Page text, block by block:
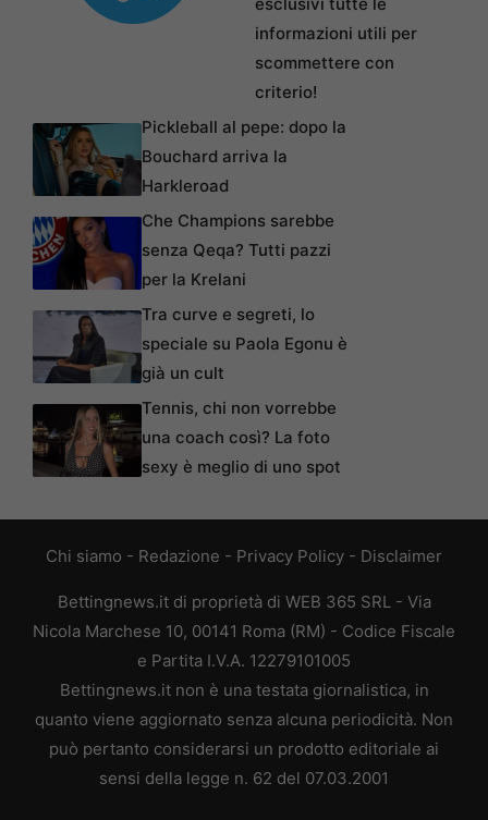
esclusivi tutte le
informazioni utili per
scommettere con
criterio!
Pickleball al pepe: dopo la
Bouchard arriva la
Harkleroad
Che Champions sarebbe
senza Qeqa? Tutti pazzi
per la Krelani
Tra curve e segreti, lo
speciale su Paola Egonu è
già un cult
Tennis, chi non vorrebbe
una coach così? La foto
sexy è meglio di uno spot
Chi siamo - Redazione - Privacy Policy - Disclaimer
Bettingnews.it di proprietà di WEB 365 SRL - Via
Nicola Marchese 10, 00141 Roma (RM) - Codice Fiscale
e Partita I.V.A. 12279101005
Bettingnews.it non è una testata giornalistica, in
quanto viene aggiornato senza alcuna periodicità. Non
può pertanto considerarsi un prodotto editoriale ai
sensi della legge n. 62 del 07.03.2001